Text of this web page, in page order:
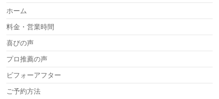
ホーム
料金・営業時間
喜びの声
プロ推薦の声
ビフォーアフター
ご予約方法